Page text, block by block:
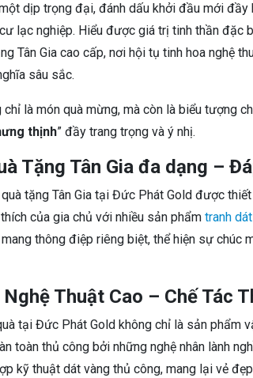
dịp trọng đại, đánh dấu khởi đầu mới
lạc nghiệp. Hiểu được giá trị tinh thần đặc
Tân Gia cao cấp, nơi hội tụ tinh hoa nghệ
sâu sắc.
là món quà mừng, mà còn là biểu tượng
thịnh” đầy trang trọng và ý nhị.
Tặng Tân Gia đa dạng –
tặng Tân Gia tại Đức Phát Gold được
của gia chủ với nhiều sản phẩm tranh
thông điệp riêng biệt, thể hiện sự chúc
Nghệ Thuật Cao – Chế Tác
tại Đức Phát Gold không chỉ là sản phẩm
toàn thủ công bởi những nghệ nhân lành
kỹ thuật dát vàng thủ công, mang lại vẻ